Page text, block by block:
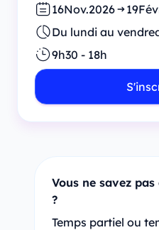
16Nov.2026 19
Du lundi au
9h30 - 18h
Vous ne savez
?
Temps partiel ou